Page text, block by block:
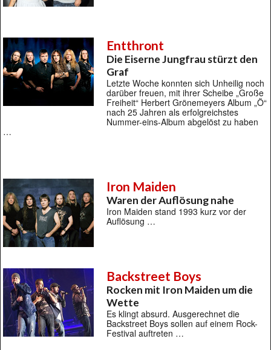
Entthront
Die Eiserne Jungfrau stürzt den
Graf
Letzte Woche konnten sich Unheilig noch
darüber freuen, mit ihrer Scheibe „Große
Freiheit“ Herbert Grönemeyers Album „Ö“
nach 25 Jahren als erfolgreichstes
Nummer-eins-Album abgelöst zu haben
…
Iron Maiden
Waren der Auflösung nahe
Iron Maiden stand 1993 kurz vor der
Auflösung …
Backstreet Boys
Rocken mit Iron Maiden um die
Wette
Es klingt absurd. Ausgerechnet die
Backstreet Boys sollen auf einem Rock-
Festival auftreten …